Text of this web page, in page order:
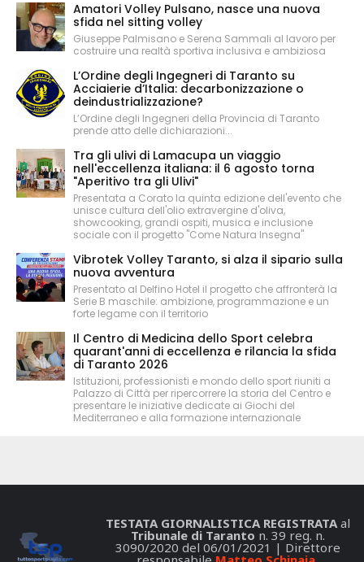
Amatori Volley Pulsano, nasce una nuova
sfida nel sitting volley
Giuseppe Palmisano e Serena Sammali al lavoro per
costruire una realtà sportiva inclusiva e ambiziosa
L’Ordine degli Ingegneri di Taranto su
Acciaierie d’Italia: decarbonizzazione o
deindustrializzazione?
L’Ordine degli Ingegneri della Provincia di Taranto
prende atto delle dichiarazioni...
Tra gli ulivi di Lamacupa un viaggio
nell'eccellenza italiana: il 6 agosto torna
"Aperitivo tra gli Ulivi"
Presentata a Corato la quinta edizione dell'evento che
unisce cultura dell'olio extravergine d'oliva,
showcooking, grandi ospiti, musica e inclusione
sociale con il progetto "Come Natura Insegna"
Vibrotek Volley Taranto, si alza il sipario sulla
nuova avventura
Presentato al Delfino Hotel il progetto che affronterà la
Serie B maschile: ambizione, programmazione e un
forte legame con il territorio
Il Centro di Medicina dello Sport celebra
quarant'anni di eccellenza e rilancia la sfida
di Taranto 2026
Istituzioni, professionisti e mondo dello sport riuniti a
Palazzo di Città per ripercorrere la storia del Centro e
presentare le iniziative dedicate ai Giochi del
Mediterraneo e alla formazione internazionale
TESTATA GIORNALISTICA REGISTRATAal
Tribunale di Taranto n. 39 reg. n.
3090/2020 del 06/01/2021 | Direttore